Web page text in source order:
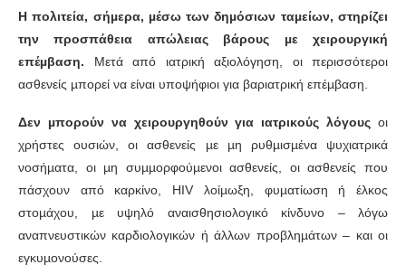
Η πολιτεία, σήµερα, µέσω των δηµόσιων ταµείων, στηρίζει
την προσπάθεια απώλειας βάρους µε χειρουργική
επέµβαση. Μετά από ιατρική αξιολόγηση, οι περισσότεροι
ασθενείς µπορεί να είναι υποψήφιοι για βαριατρική επέµβαση.
Δεν µπορούν να χειρουργηθούν για ιατρικούς λόγους οι
χρήστες ουσιών, οι ασθενείς µε µη ρυθµισµένα ψυχιατρικά
νοσήµατα, οι µη συµµορφούµενοι ασθενείς, οι ασθενείς που
πάσχουν από καρκίνο, HIV λοίµωξη, φυµατίωση ή έλκος
στοµάχου, µε υψηλό αναισθησιολογικό κίνδυνο – λόγω
αναπνευστικών καρδιολογικών ή άλλων προβληµάτων – και οι
εγκυµονούσες.